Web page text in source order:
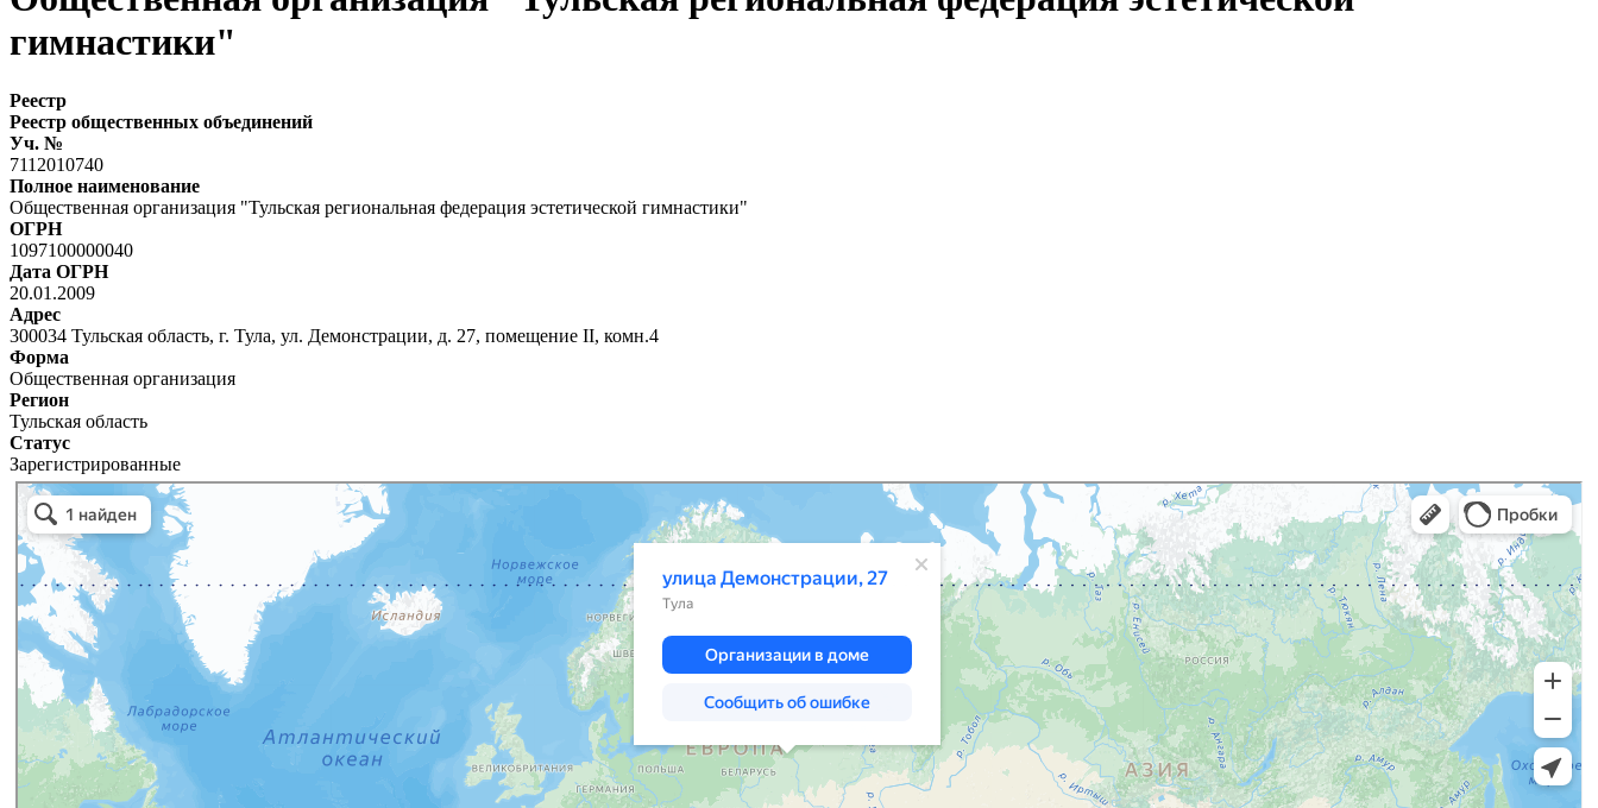
гимнастики"
Реестр
Реестр общественных объединений
Уч. №
7112010740
Полное наименование
Общественная организация "Тульская региональная федерация эстетической гимнастики"
ОГРН
1097100000040
Дата ОГРН
20.01.2009
Адрес
300034 Тульская область, г. Тула, ул. Демонстрации, д. 27, помещение II, комн.4
Форма
Общественная организация
Регион
Тульская область
Статус
Зарегистрированные